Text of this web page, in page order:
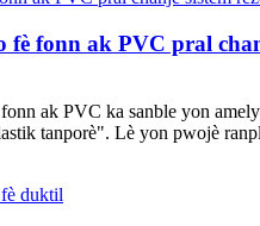
fonn ak PVC pral
ak PVC ka sanble yon
tanporè". Lè yon pwojè